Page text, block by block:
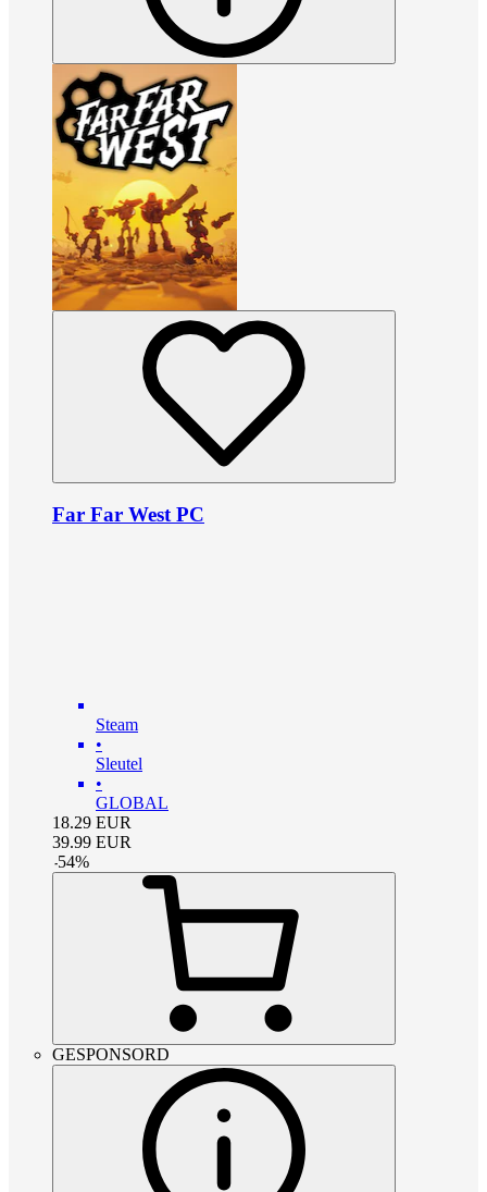
Far Far West PC
Steam
•
Sleutel
•
GLOBAL
18.29 EUR
39.99 EUR
-54%
GESPONSORD